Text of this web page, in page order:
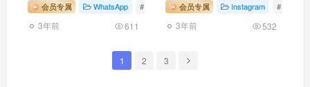
会员专属 WhatsApp # WhatsApp # WhatsApp营销 # WhatsApp
3年前 611
会员专属 Instagram #
3年前 532
1 2 3